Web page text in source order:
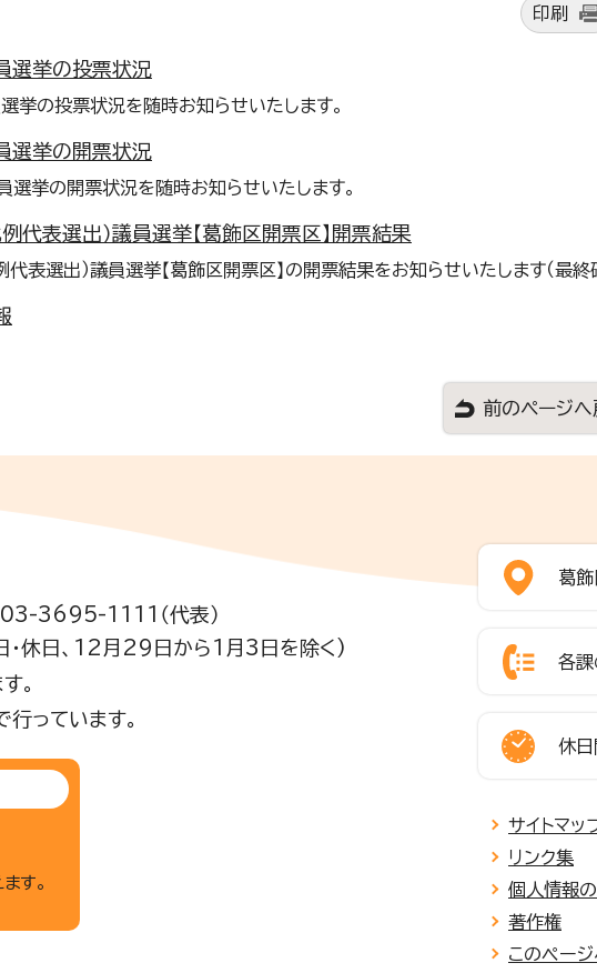
印刷
選挙の投票状況
挙の投票状況を随時お知らせいたします。
選挙の開票状況
選挙の開票状況を随時お知らせいたします。
例代表選出）議員選挙【葛飾区開票区】開票結果
代表選出）議員選挙【葛飾区開票区】の開票結果をお知らせいたします（最終
前のページへ
03-3695-1111（代表）
休日、12月29日から1月3日を除く)
。
っています。
す。
葛
各課
休日
サイトマッ
リンク集
個人情報
著作権
このペー